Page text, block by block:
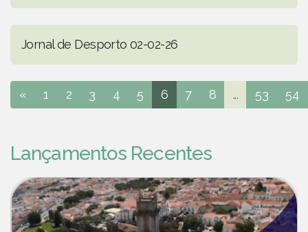
Jornal de Desporto 02-02-26
« 1 2 3 4 5 6 7 8 ... 53 54
Lançamentos Recentes